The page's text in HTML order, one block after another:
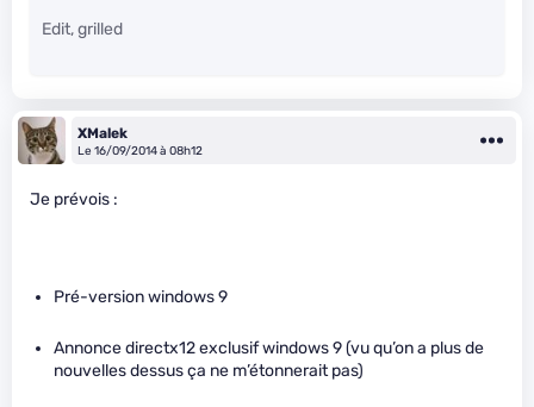
Edit, grilled
XMalek
Le 16/09/2014 à 08h12
Je prévois :
Pré-version windows 9
Annonce directx12 exclusif windows 9 (vu qu’on a plus de
nouvelles dessus ça ne m’étonnerait pas)